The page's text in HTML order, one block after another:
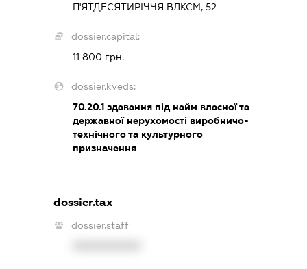
П'ЯТДЕСЯТИРІЧЧЯ ВЛКСМ, 52
dossier.capital:
11 800 грн.
dossier.kveds:
70.20.1здавання під найм власної та
державної нерухомості виробничо-
технічного та культурного
призначення
dossier.tax
dossier.staff